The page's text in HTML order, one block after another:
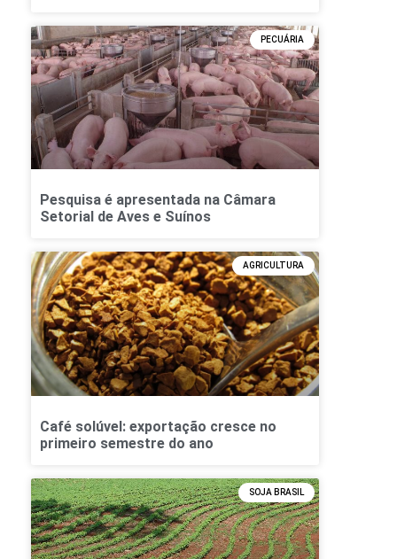
PECUÁRIA
Pesquisa é apresentada na Câmara
Setorial de Aves e Suínos
AGRICULTURA
Café solúvel: exportação cresce no
primeiro semestre do ano
SOJA BRASIL